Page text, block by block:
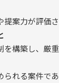
案力が評価
構築し、厳
れる案件で